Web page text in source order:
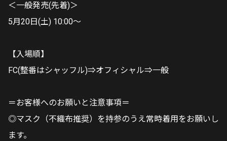
＜一般発売(先着)＞
5月20日(土) 10:00～
【入場順】
FC(整番はシャッフル)⇒オフィシャル⇒一般
＝お客様へのお願いと注意事項＝
◎マスク（不織布推奨）を持参のうえ常時着用をお願いし
ます。